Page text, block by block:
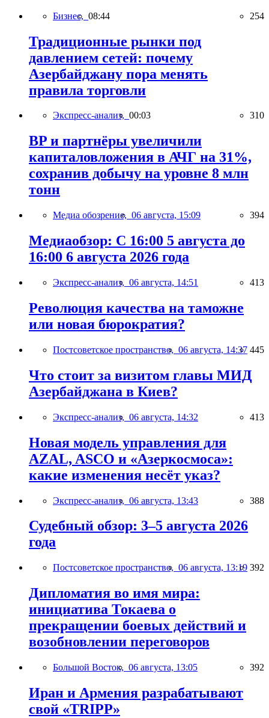
Бизнес, 08:44 254
Традиционные рынки под
давлением сетей: почему
Азербайджану пора менять
правила торговли
Экспресс-анализ, 00:03 310
BP и партнёры увеличили
капиталовложения в АЧГ на 31%,
сохранив добычу на уровне 8 млн
тонн
Медиа обозрение, 06 августа, 15:09 394
Медиаобзор: С 16:00 5 августа до
16:00 6 августа 2026 года
Экспресс-анализ, 06 августа, 14:51 413
Революция качества на таможне
или новая бюрократия?
Постсоветское пространство, 06 августа, 14:37 445
Что стоит за визитом главы МИД
Азербайджана в Киев?
Экспресс-анализ, 06 августа, 14:32 413
Новая модель управления для
AZAL, ASCO и «Азеркосмоса»:
какие изменения несёт указ?
Экспресс-анализ, 06 августа, 13:43 388
Судебный обзор: 3–5 августа 2026
года
Постсоветское пространство, 06 августа, 13:19 392
Дипломатия во имя мира:
инициатива Токаева о
прекращении боевых действий и
возобновлении переговоров
Большой Восток, 06 августа, 13:05 392
Иран и Армения разрабатывают
свой «TRIPP»